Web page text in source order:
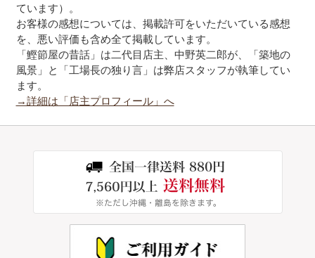
ています）。
お客様の感想については、掲載許可をいただいている感想
を、悪い評価も含め全て掲載しています。
「鰹節屋の昔話」は二代目店主、中野英二郎が、「築地の
風景」と「工場長の独り言」は弊店スタッフが執筆してい
ます。
→詳細は「店主プロフィール」へ